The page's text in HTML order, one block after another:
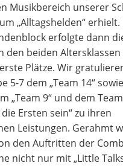
Musikbereich unserer
„Alltagshelden“
erfolgte dann
den beiden Altersklassen
Plätze. Wir
5-7 dem „Team 14“
„Team 9“ und dem
Ersten sein“ zu ihren
Leistungen. Gerahmt
den Auftritten der
nicht nur mit „Little